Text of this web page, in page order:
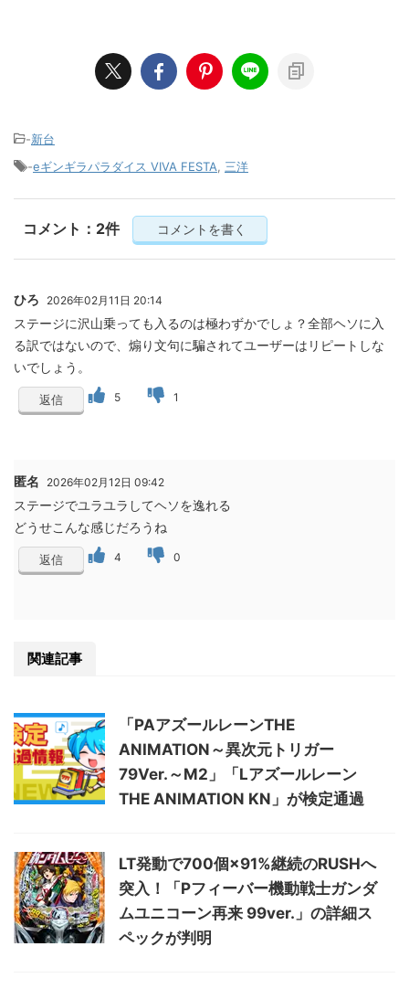
-新台
-eギンギラパラダイス VIVA FESTA 三洋
コメント：2件 コメントを書く
ひろ 2026年02月11日 20:14
ステージに沢山乗っても入るのは極わずかでしょ？全部ヘソに入
る訳ではないので、煽り文句に騙されてユーザーはリピートしな
いでしょう。
返信 5 1
匿名 2026年02月12日 09:42
ステージでユラユラしてヘソを逸れる
どうせこんな感じだろうね
返信 4 0
関連記事
「PAアズールレーンTHE
ANIMATION～異次元トリガー
79Ver.～M2」「Lアズールレーン
THE ANIMATION KN」が検定通過
LT発動で700個×91%継続のRUSHへ
突入！「Pフィーバー機動戦士ガンダ
ムユニコーン再来 99ver.」の詳細ス
ペックが判明